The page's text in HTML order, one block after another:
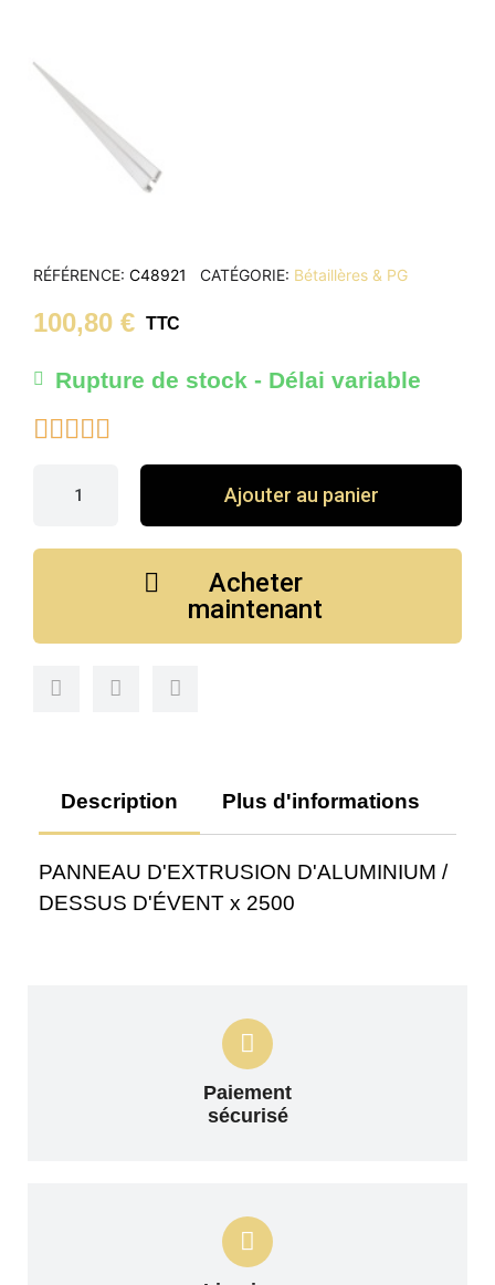
RÉFÉRENCE C48921 CATÉGORIE Bétaillères & PG
100,80 € TTC
Rupture de stock - Délai variable

Ajouter au panier
Acheter
maintenant
Description Plus d'informations
PANNEAU D'EXTRUSION D'ALUMINIUM /
DESSUS D'ÉVENT x 2500
Paiement
sécurisé